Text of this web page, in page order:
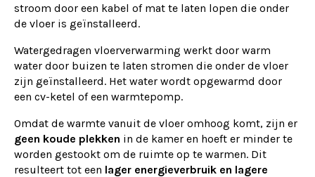
stroom door een kabel of mat te laten lopen die onder
de vloer is geïnstalleerd.
Watergedragen vloerverwarming werkt door warm
water door buizen te laten stromen die onder de vloer
zijn geïnstalleerd. Het water wordt opgewarmd door
een cv-ketel of een warmtepomp.
Omdat de warmte vanuit de vloer omhoog komt, zijn er
geen koude plekken in de kamer en hoeft er minder te
worden gestookt om de ruimte op te warmen. Dit
resulteert tot een lager energieverbruik en lagere